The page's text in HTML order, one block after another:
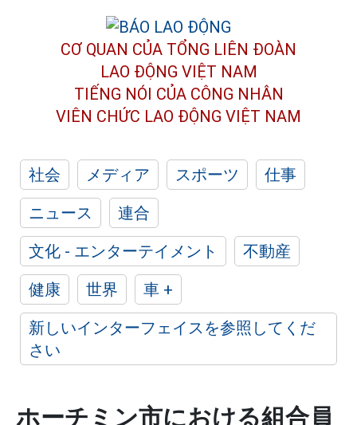
CƠ QUAN CỦA TỔNG LIÊN ĐOÀN
LAO ĐỘNG VIỆT NAM
TIẾNG NÓI CỦA CÔNG NHÂN
VIÊN CHỨC LAO ĐỘNG VIỆT NAM
社会 メディア スポーツ
仕事
ニュース
連合
文化 - エンターテイメント
不動産
健康
世界
車 +
新しいインターフェイスを参照してくだ
さい
ホーチミン市における組合員